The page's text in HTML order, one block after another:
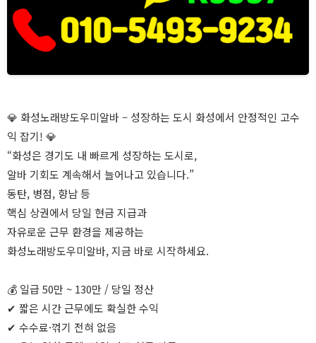
💎 화성노래방도우미알바 – 성장하는 도시 화성에서 안정적인 고수
익 잡기! 💎
“화성은 경기도 내 빠르게 성장하는 도시로,
알바 기회도 계속해서 늘어나고 있습니다.”
동탄, 병점, 향남 등
핵심 상권에서 당일 현금 지급과
자유로운 근무 환경을 제공하는
화성노래방도우미알바, 지금 바로 시작하세요.
💰 일급 50만 ~ 130만 / 당일 정산
✔ 짧은 시간 근무에도 확실한 수익
✔ 수수료·꺾기 전혀 없음